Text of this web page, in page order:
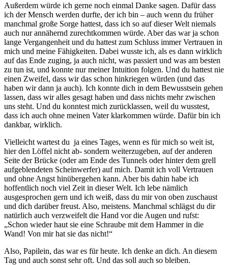
Außerdem würde ich gerne noch einmal Danke sagen. Dafür dass
ich der Mensch werden durfte, der ich bin – auch wenn du früher
manchmal große Sorge hattest, dass ich so auf dieser Welt niemals
auch nur annähernd zurechtkommen würde. Aber das war ja schon
lange Vergangenheit und du hattest zum Schluss immer Vertrauen in
mich und meine Fähigkeiten. Dabei wusste ich, als es dann wirklich
auf das Ende zuging, ja auch nicht, was passiert und was am besten
zu tun ist, und konnte nur meiner Intuition folgen. Und du hattest nie
einen Zweifel, dass wir das schon hinkriegen würden (und das
haben wir dann ja auch). Ich konnte dich in dem Bewusstsein gehen
lassen, dass wir alles gesagt haben und dass nichts mehr zwischen
uns steht. Und du konntest mich zurücklassen, weil du wusstest,
dass ich auch ohne meinen Vater klarkommen würde. Dafür bin ich
dankbar, wirklich.
Vielleicht wartest du ja eines Tages, wenn es für mich so weit ist,
hier den Löffel nicht ab- sondern weiterzugeben, auf der anderen
Seite der Brücke (oder am Ende des Tunnels oder hinter dem grell
aufgeblendeten Scheinwerfer) auf mich. Damit ich voll Vertrauen
und ohne Angst hinübergehen kann. Aber bis dahin habe ich
hoffentlich noch viel Zeit in dieser Welt. Ich lebe nämlich
ausgesprochen gern und ich weiß, dass du mir von oben zuschaust
und dich darüber freust. Also, meistens. Manchmal schlägst du dir
natürlich auch verzweifelt die Hand vor die Augen und rufst:
„Schon wieder haut sie eine Schraube mit dem Hammer in die
Wand! Von mir hat sie das nicht!“
Also, Papilein, das war es für heute. Ich denke an dich. An diesem
Tag und auch sonst sehr oft. Und das soll auch so bleiben.